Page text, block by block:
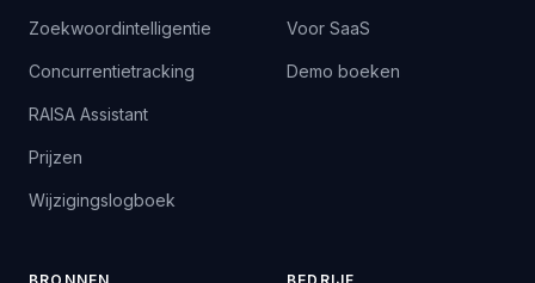
Zoekwoordintelligentie
Concurrentietracking
RAISA Assistant
Prijzen
Wijzigingslogboek
Voor SaaS
Demo boeken